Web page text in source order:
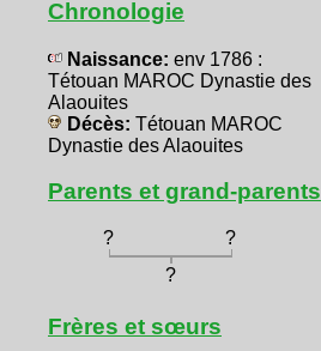
Chronologie
Naissance: env 1786 :
Tétouan MAROC Dynastie des
Alaouites
Décès: Tétouan MAROC
Dynastie des Alaouites
Parents et grand-parents
? ?
?
Frères et sœurs